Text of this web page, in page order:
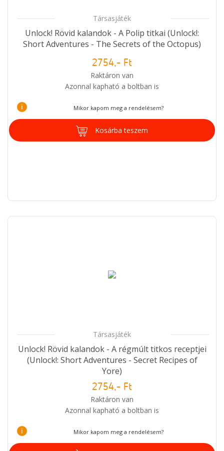
Társasjáték
Unlock! Rövid kalandok - A Polip titkai (Unlock!:
Short Adventures - The Secrets of the Octopus)
2754,- Ft
Raktáron van
Azonnal kapható a boltban is
i Mikor kapom meg a rendelésem?
Kosárba teszem
Társasjáték
Unlock! Rövid kalandok - A régmúlt titkos receptjei
(Unlock!: Short Adventures - Secret Recipes of
Yore)
2754,- Ft
Raktáron van
Azonnal kapható a boltban is
i Mikor kapom meg a rendelésem?